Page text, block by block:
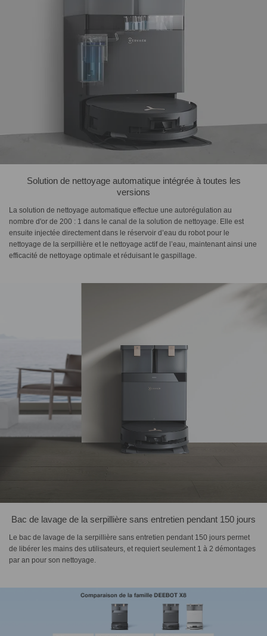
Solution de nettoyage automatique intégrée à toutes les
versions
La solution de nettoyage automatique effectue une autorégulation au
nombre d'or de 200 : 1 dans le canal de la solution de nettoyage. Elle est
ensuite injectée directement dans le réservoir d’eau du robot pour le
nettoyage de la serpillière et le nettoyage actif de l’eau, maintenant ainsi une
efficacité de nettoyage optimale et réduisant le gaspillage.
Bac de lavage de la serpillière sans entretien pendant 150 jours
Le bac de lavage de la serpillière sans entretien pendant 150 jours permet
de libérer les mains des utilisateurs, et requiert seulement 1 à 2 démontages
par an pour son nettoyage.